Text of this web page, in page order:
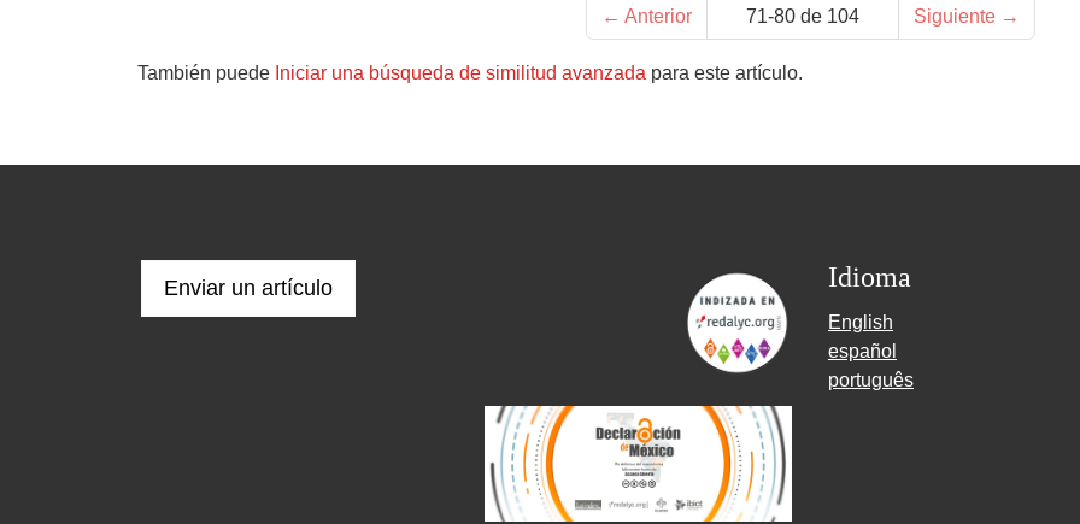
← Anterior 71-80 de 104 Siguiente →
También puede Iniciar una búsqueda de similitud avanzada para este artículo.
Enviar un artículo Idioma
English
español
português